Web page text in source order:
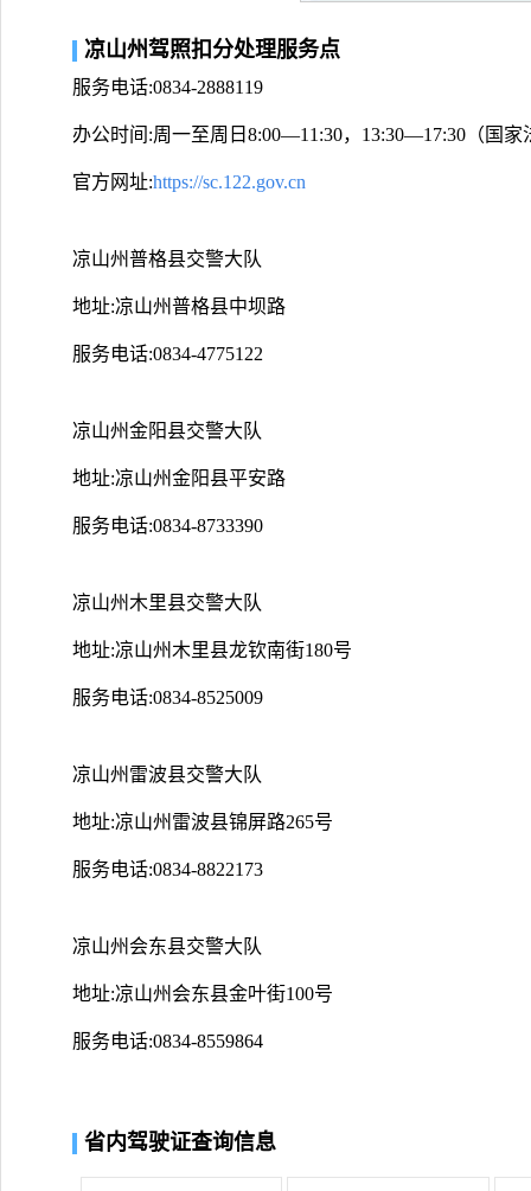
凉山州驾照扣分处理服务点
服务电话:0834-2888119
办公时间:周一至周日8:00—11:30，13:30—17:30（国家
官方网址:https://sc.122.gov.cn
凉山州普格县交警大队
地址:凉山州普格县中坝路
服务电话:0834-4775122
凉山州金阳县交警大队
地址:凉山州金阳县平安路
服务电话:0834-8733390
凉山州木里县交警大队
地址:凉山州木里县龙钦南街180号
服务电话:0834-8525009
凉山州雷波县交警大队
地址:凉山州雷波县锦屏路265号
服务电话:0834-8822173
凉山州会东县交警大队
地址:凉山州会东县金叶街100号
服务电话:0834-8559864
省内驾驶证查询信息